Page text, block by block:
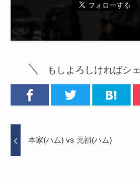
もしよろしければシ
本家(ハム) vs 元祖(ハム)